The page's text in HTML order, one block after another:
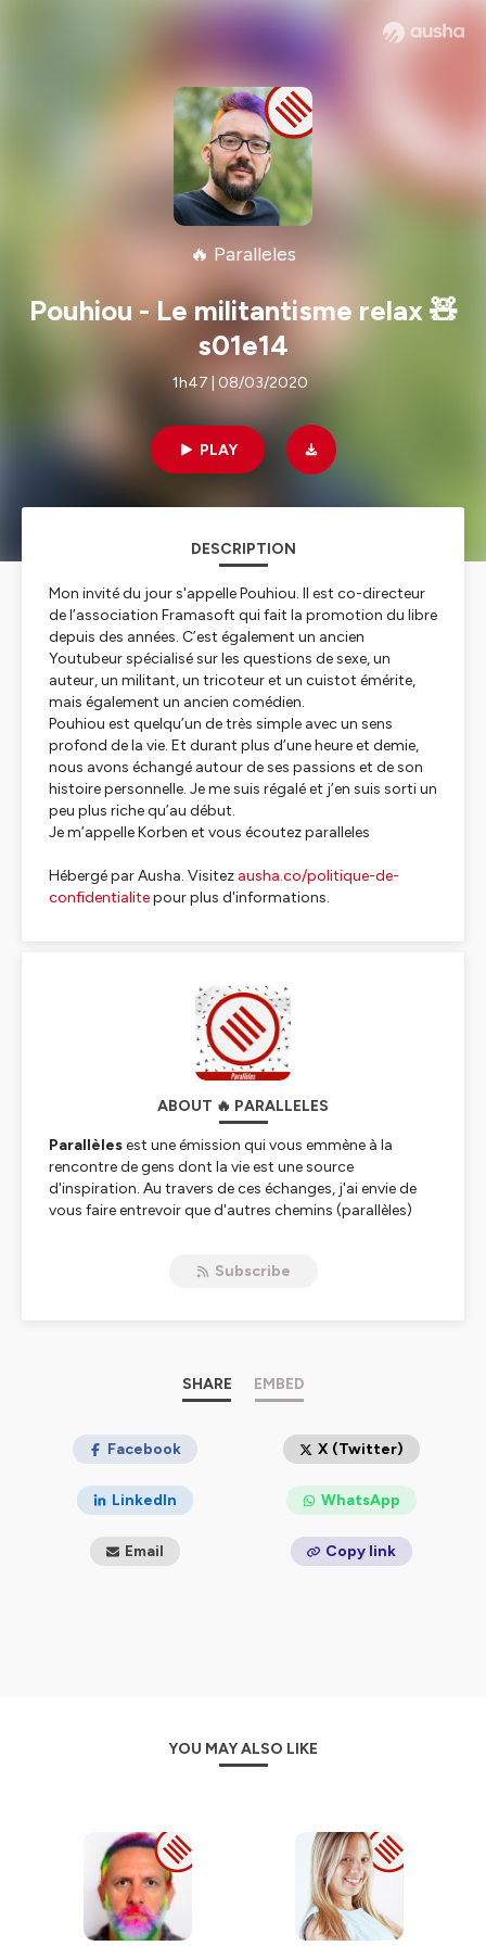
🔥 Paralleles
Pouhiou - Le militantisme relax 🧸
s01e14
1h47 | 08/03/2020
PLAY
DESCRIPTION
Mon invité du jour s'appelle Pouhiou. Il est co-directeur
de l’association Framasoft qui fait la promotion du libre
depuis des années. C’est également un ancien
Youtubeur spécialisé sur les questions de sexe, un
auteur, un militant, un tricoteur et un cuistot émérite,
mais également un ancien comédien.
Pouhiou est quelqu’un de très simple avec un sens
profond de la vie. Et durant plus d’une heure et demie,
nous avons échangé autour de ses passions et de son
histoire personnelle. Je me suis régalé et j’en suis sorti un
peu plus riche qu’au début.
Je m’appelle Korben et vous écoutez paralleles
Hébergé par Ausha. Visitez ausha.co/politique-de-
confidentialitepour plus d'informations.
ABOUT 🔥 PARALLELES
Parallèlesest une émission qui vous emmène à la
rencontre de gens dont la vie est une source
d'inspiration. Au travers de ces échanges, j'ai envie de
vous faire entrevoir que d'autres chemins (parallèles)
Subscribe
SHARE EMBED
Facebook X (Twitter)
LinkedIn WhatsApp
Email Copy link
YOU MAY ALSO LIKE